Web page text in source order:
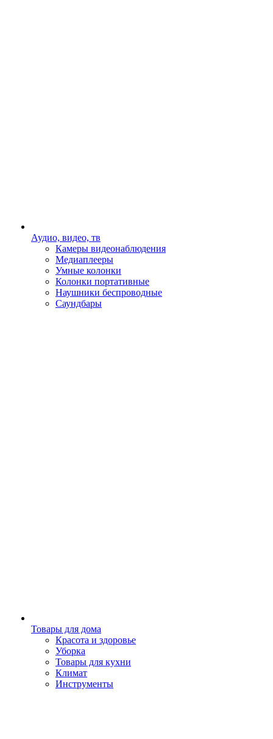
Аудио, видео, тв
Камеры видеонаблюдения
Медиаплееры
Умные колонки
Колонки портативные
Наушники беспроводные
Саундбары
Товары для дома
Красота и здоровье
Уборка
Товары для кухни
Климат
Инструменты